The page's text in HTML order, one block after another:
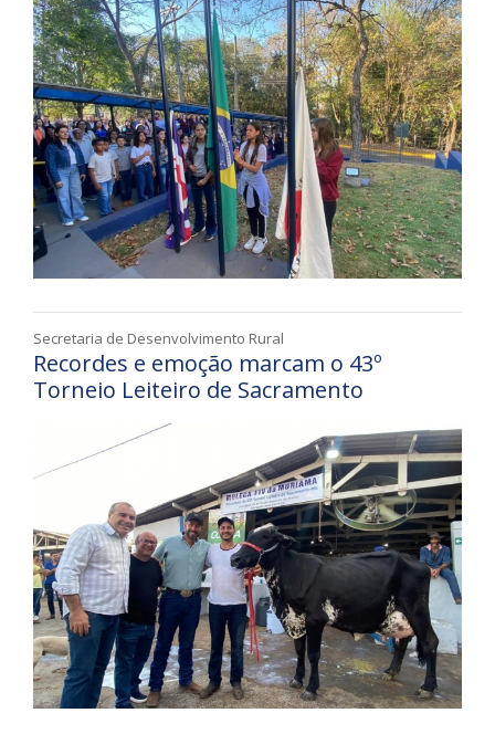
Secretaria de Desenvolvimento Rural
Recordes e emoção marcam o 43º
Torneio Leiteiro de Sacramento